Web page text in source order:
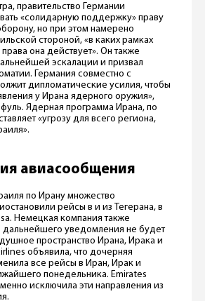
правительство Германии
«солидарную поддержку» праву
но при этом намерено
стороной, «в каких рамках
она действует». Он также
эскалации и призвал
Германия совместно с
дипломатические усилия, чтобы
у Ирана ядерного оружия»,
Ядерная программа Ирана, по
«угрозу для всего региона,
авиасообщения
по Ирану множество
рейсы в и из Тегерана, в
Немецкая компания также
уведомления не будет
пространство Ирана, Ирака и
объявила, что дочерняя
все рейсы в Иран, Ирак и
понедельника. Emirates
исключила эти направления из